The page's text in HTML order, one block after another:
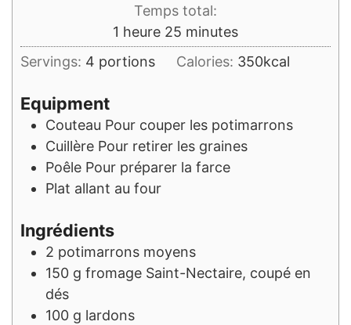
Temps total:
1 heure
heure 25 minutes
minutes
Servings: 4 portions Calories: 350kcal
Equipment
Couteau Pour couper les potimarrons
Cuillère Pour retirer les graines
Poêle Pour préparer la farce
Plat allant au four
Ingrédients
2 potimarrons moyens
150 g fromage Saint-Nectaire, coupé en
dés
100 g lardons